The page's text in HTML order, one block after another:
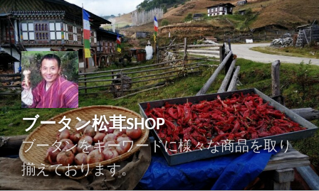
コ
ン
テ
ツ
へ
ス
キ
ッ
プ
ブータン松茸SHOP
ブータンをキーワードに様々な商品を取り
揃えております。